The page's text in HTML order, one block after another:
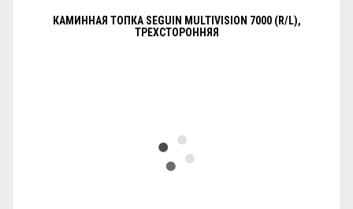
КАМИННАЯ ТОПКА SEGUIN MULTIVISION 7000 (R/L),
ТРЕХСТОРОННЯЯ